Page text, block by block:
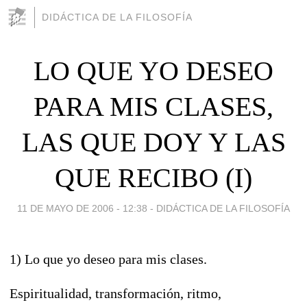
DIDÁCTICA DE LA FILOSOFÍA
LO QUE YO DESEO
PARA MIS CLASES,
LAS QUE DOY Y LAS
QUE RECIBO (I)
11 DE MAYO DE 2006 - 12:38 - DIDÁCTICA DE LA FILOSOFÍA
1) Lo que yo deseo para mis clases.
Espiritualidad, transformación, ritmo,